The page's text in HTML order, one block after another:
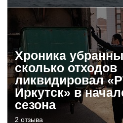
Хроника
сколько отходов
ликвидировал
Иркутск» в
сезона
2 отзыва